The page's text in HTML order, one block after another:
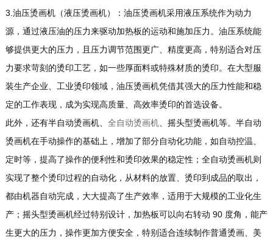
3.油压烫画机（液压烫画机）：油压烫画机采用液压系统作为动力
源，通过液压油的压力来驱动加热板的运动和施加压力。油压系统能
够提供更大的压力，且压力调节范围更广、精度更高，特别适合对压
力要求苛刻的烫印工艺，如一些厚面料或特殊材质的烫印。在大型服
装生产企业、工业烫印领域，油压烫画机凭借其强大的压力性能和稳
定的工作表现，成为实现高质量、高效率烫印的首选设备。
此外，还有半自动烫画机、 全自动烫画机、摇头型烫画机等。半自动
烫画机在手动操作的基础上，增加了部分自动化功能，如自动控温、
定时等，提高了操作的便利性和烫印效果的稳定性；全自动烫画机则
实现了整个烫印过程的自动化，从材料的放置、烫印到成品的取出，
都由机器自动完成，大大提高了生产效率，适用于大规模的工业化生
产；摇头型烫画机经过特别设计，加热板可以向右转动 90 度角，能产
生更大的压力，操作更加方便安全，特别适合连续制作普通烫画、美